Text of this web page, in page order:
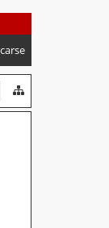
BÚSQUEDA